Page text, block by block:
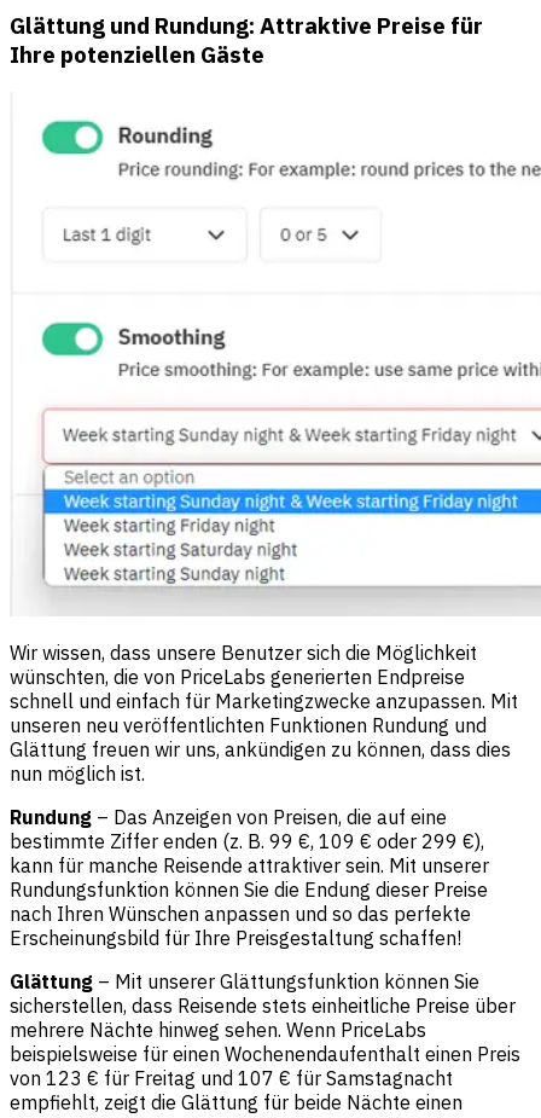
Glättung und Rundung: Attraktive Preise für
Ihre potenziellen Gäste
Wir wissen, dass unsere Benutzer sich die Möglichkeit
wünschten, die von PriceLabs generierten Endpreise
schnell und einfach für Marketingzwecke anzupassen. Mit
unseren neu veröffentlichten Funktionen Rundung und
Glättung freuen wir uns, ankündigen zu können, dass dies
nun möglich ist.
Rundung – Das Anzeigen von Preisen, die auf eine
bestimmte Ziffer enden (z. B. 99 €, 109 € oder 299 €),
kann für manche Reisende attraktiver sein. Mit unserer
Rundungsfunktion können Sie die Endung dieser Preise
nach Ihren Wünschen anpassen und so das perfekte
Erscheinungsbild für Ihre Preisgestaltung schaffen!
Glättung – Mit unserer Glättungsfunktion können Sie
sicherstellen, dass Reisende stets einheitliche Preise über
mehrere Nächte hinweg sehen. Wenn PriceLabs
beispielsweise für einen Wochenendaufenthalt einen Preis
von 123 € für Freitag und 107 € für Samstagnacht
empfiehlt, zeigt die Glättung für beide Nächte einen